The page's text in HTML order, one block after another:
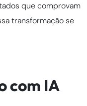
que comprovam
transformação se
com IA